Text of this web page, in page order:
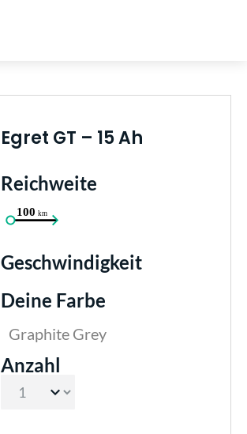
Egret GT – 15 Ah
Reichweite
100 km
Geschwindigkeitauswählen
Deine Farbe
Graphite Grey
Anzahl